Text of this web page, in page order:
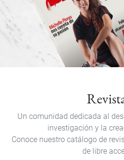
Un comunidad dedicada al
investigación y la
Conoce nuestro catálogo de
de libre